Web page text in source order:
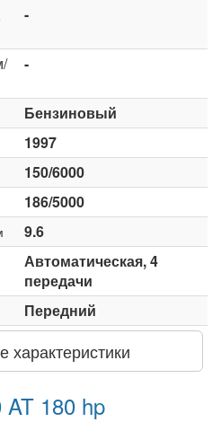
-
-
Бензиновый
1997
150/6000
186/5000
9.6
Автоматическая, 4
передачи
Передний
характеристики
AT 180 hp